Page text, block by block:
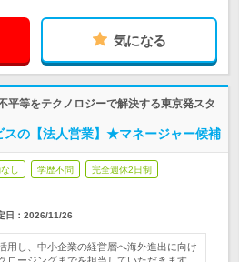
気になる
平等をテクノロジーで解決する東京発スタ
スの【法人営業】★マネージャー候補
し 学歴不問 完全週休2日制
日： 2026/11/26
用し、中小企業の経営層へ海外進出に向け